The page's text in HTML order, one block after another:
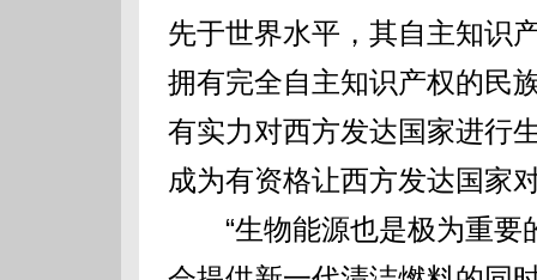
先于世界水平，其自主知识
拥有完全自主知识产权的民
有实力对西方发达国家进行
成为有资格让西方发达国家
“生物能源也是极为重要